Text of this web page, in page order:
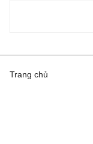
Trang chủ